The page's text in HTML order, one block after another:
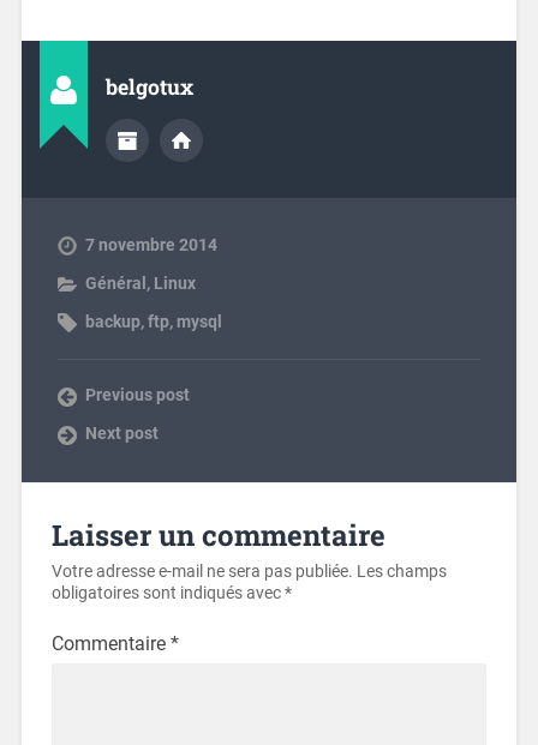
belgotux
7 novembre 2014
Général , Linux
backup,ftp, mysql
Previous post
Next post
Laisser un commentaire
Votre adresse e-mail ne sera pas publiée. Les champs
obligatoires sont indiqués avec*
Commentaire *